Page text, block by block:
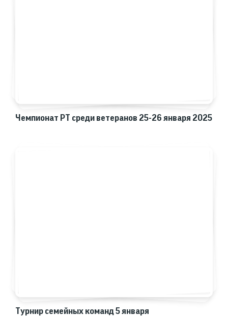
Чемпионат РТ среди ветеранов 25-26 января 2025
Турнир семейных команд 5 января